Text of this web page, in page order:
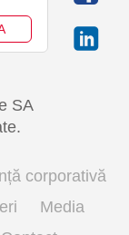
SA
corporativă
Media